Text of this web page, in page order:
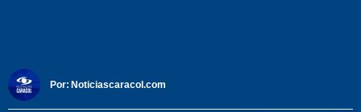
Por: Noticiascaracol.com